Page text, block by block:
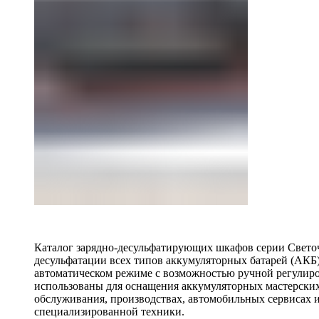
Каталог зарядно-десульфатирующих шкафов серии
десульфатации всех типов аккумуляторных батарей
автоматическом режиме с возможностью ручной
использованы для оснащения аккумуляторных
обслуживания, производствах, автомобильных
специализированной техники.